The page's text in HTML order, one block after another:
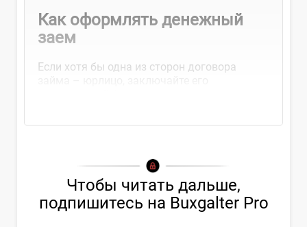
Как оформлять денежный
заем
Если хотя бы одна из сторон договора
Чтобы читать дальше,
подпишитесь на Buxgalter Pro